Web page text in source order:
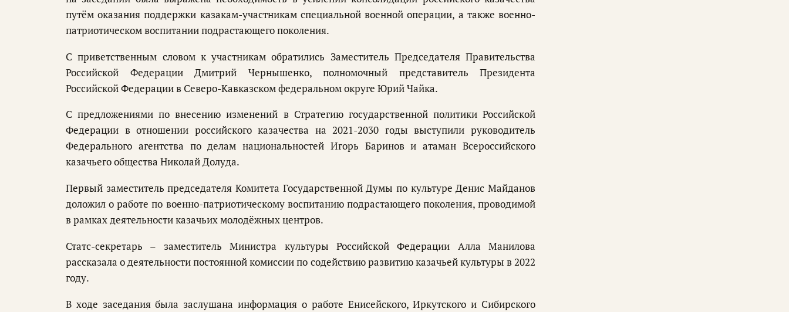
путём оказания поддержки казакам-участникам специальной военной операции, а также военно-
патриотическом воспитании подрастающего поколения.
С приветственным словом к участникам обратились Заместитель Председателя Правительства
Российской Федерации Дмитрий Чернышенко, полномочный представитель Президента
Российской Федерации в Северо-Кавказском федеральном округе Юрий Чайка.
С предложениями по внесению изменений в Стратегию государственной политики Российской
Федерации в отношении российского казачества на 2021-2030 годы выступили руководитель
Федерального агентства по делам национальностей Игорь Баринов и атаман Всероссийского
казачьего общества Николай Долуда.
Первый заместитель председателя Комитета Государственной Думы по культуре Денис Майданов
доложил о работе по военно-патриотическому воспитанию подрастающего поколения, проводимой
в рамках деятельности казачьих молодёжных центров.
Статс-секретарь – заместитель Министра культуры Российской Федерации Алла Манилова
рассказала о деятельности постоянной комиссии по содействию развитию казачьей культуры в 2022
году.
В ходе заседания была заслушана информация о работе Енисейского, Иркутского и Сибирского